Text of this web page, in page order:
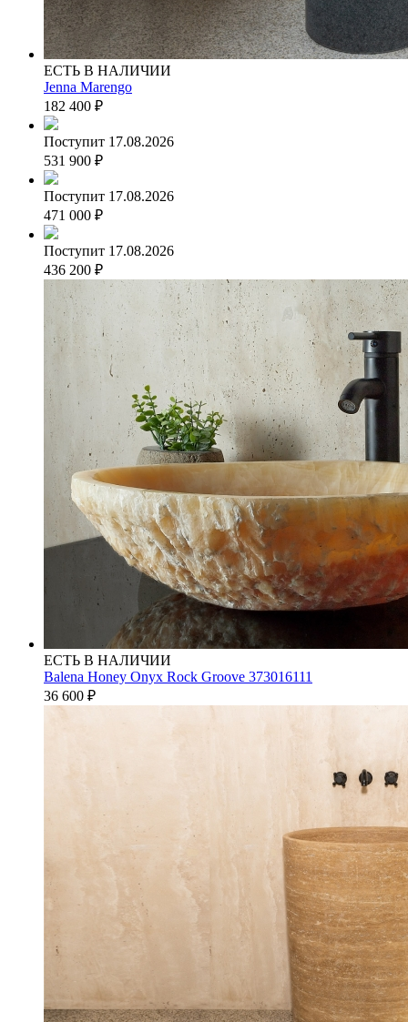
ЕСТЬ В НАЛИЧИИ
Jenna Marengo
182 400 ₽
Поступит 17.08.2026
531 900 ₽
Поступит 17.08.2026
471 000 ₽
Поступит 17.08.2026
436 200 ₽
ЕСТЬ В НАЛИЧИИ
Balena Honey Onyx Rock Groove 373016111
36 600 ₽